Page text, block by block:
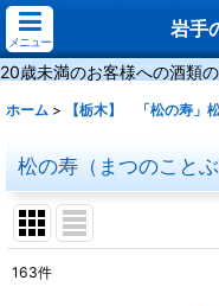
メニュー
岩手
20歳未満のお客様への酒類
ホーム > 【栃木】 「松の寿」
松の寿（まつのことぶ
163件